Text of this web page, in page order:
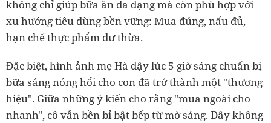
không chỉ giúp bữa ăn đa dạng mà còn phù hợp với
xu hướng tiêu dùng bền vững: Mua đúng, nấu đủ,
hạn chế thực phẩm dư thừa.
Đặc biệt, hình ảnh mẹ Hà dậy lúc 5 giờ sáng chuẩn bị
bữa sáng nóng hổi cho con đã trở thành một "thương
hiệu". Giữa những ý kiến cho rằng "mua ngoài cho
nhanh", cô vẫn bền bỉ bật bếp từ mờ sáng. Đây không